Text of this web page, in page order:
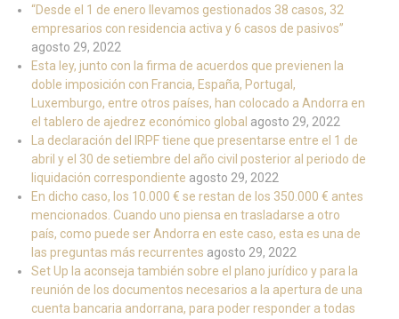
“Desde el 1 de enero llevamos gestionados 38 casos, 32
empresarios con residencia activa y 6 casos de pasivos”
agosto 29, 2022
Esta ley, junto con la firma de acuerdos que previenen la
doble imposición con Francia, España, Portugal,
Luxemburgo, entre otros países, han colocado a Andorra en
el tablero de ajedrez económico global agosto 29, 2022
La declaración del IRPF tiene que presentarse entre el 1 de
abril y el 30 de setiembre del año civil posterior al periodo de
liquidación correspondiente agosto 29, 2022
En dicho caso, los 10.000 € se restan de los 350.000 € antes
mencionados. Cuando uno piensa en trasladarse a otro
país, como puede ser Andorra en este caso, esta es una de
las preguntas más recurrentes agosto 29, 2022
Set Up la aconseja también sobre el plano jurídico y para la
reunión de los documentos necesarios a la apertura de una
cuenta bancaria andorrana, para poder responder a todas